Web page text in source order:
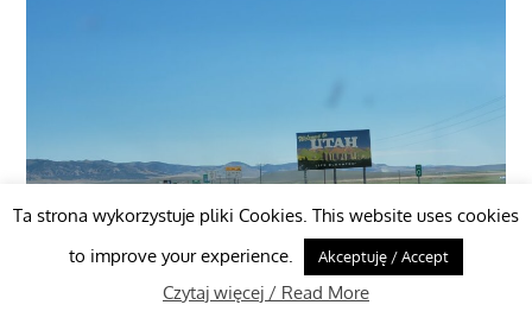
Ta strona wykorzystuje pliki Cookies. This website uses cookies
to improve your experience.
Akceptuję / Accept
Czytaj więcej / Read More